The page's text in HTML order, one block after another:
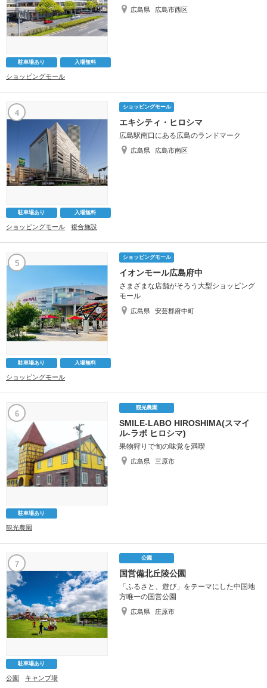
広島県 広島市西区
駐車場あり 入場無料
ショッピングモール
4
ショッピングモール
エキシティ・ヒロシマ
広島駅南口にある広島のランドマーク
広島県 広島市南区
駐車場あり 入場無料
ショッピングモール 複合施設
5
ショッピングモール
イオンモール広島府中
さまざまな店舗がそろう大型ショッピング
モール
広島県 安芸郡府中町
駐車場あり 入場無料
ショッピングモール
6
観光農園
SMILE-LABO HIROSHIMA(スマイ
ル-ラボ ヒロシマ)
果物狩りで旬の味覚を満喫
広島県 三原市
駐車場あり
観光農園
7
公園
国営備北丘陵公園
「ふるさと、遊び」をテーマにした中国地
方唯一の国営公園
広島県 庄原市
駐車場あり
公園 キャンプ場